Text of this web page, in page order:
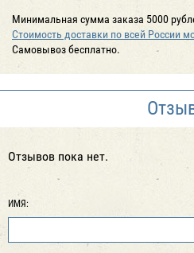
Минимальная сумма заказа 5000
Стоимость доставки по всей России
Cамовывоз бесплатно.
Отзывов пока нет.
ИМЯ: